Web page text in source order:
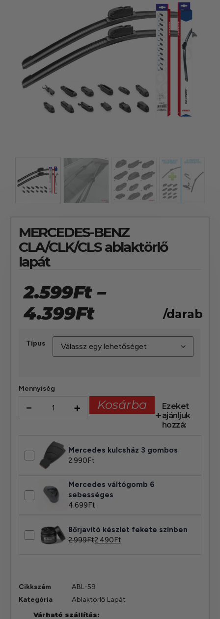
MERCEDES-BENZ
CLA/CLK/CLS ablaktörlő
lapát
2.599Ft –
4.399Ft /darab
Típus
Mennyiség
− + Kosárba
Ezeket
ajánljuk
hozzá:
Mercedes kulcsház 3 gombos
2.990Ft
Mercedes váltógomb 6
sebességes
4.699Ft
Bőrjavító készlet fekete színben
2.999Ft2.490Ft
Cikkszám
ABL-59
Kategória
Ablaktörlő Lapát
Várható szállítás: